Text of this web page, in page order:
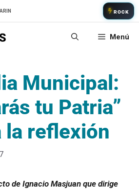
ROCK
Menú
Municipal:
tu Patria”
la reflexión
de Ignacio Masjuan que dirige